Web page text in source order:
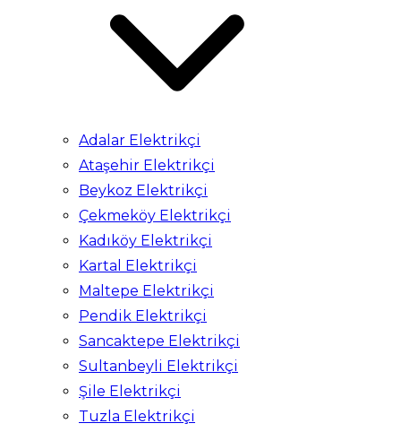
Adalar Elektrikçi
Ataşehir Elektrikçi
Beykoz Elektrikçi
Çekmeköy Elektrikçi
Kadıköy Elektrikçi
Kartal Elektrikçi
Maltepe Elektrikçi
Pendik Elektrikçi
Sancaktepe Elektrikçi
Sultanbeyli Elektrikçi
Şile Elektrikçi
Tuzla Elektrikçi